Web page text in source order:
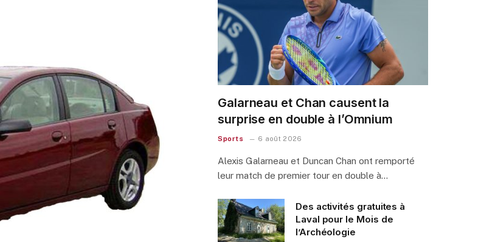
Galarneau et Chan causent la
surprise en double à l’Omnium
Sports 6 août 2026
Alexis Galarneau et Duncan Chan ont remporté
leur match de premier tour en double à…
Des activités gratuites à
Laval pour le Mois de
l’Archéologie